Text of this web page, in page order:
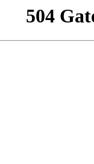
504